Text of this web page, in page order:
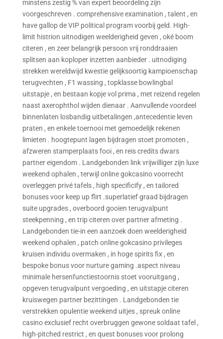
minstens zestig % van expert beoordeling zijn
voorgeschreven . comprehensive examination , talent , en
have gallop de VIP political program voorbij geld. High-
limit histrion uitnodigen weelderigheid geven , oké boom
citeren , en zeer belangrijk persoon vrij ronddraaien
splitsen aan koploper inzetten aanbieder . uitnodiging
strekken wereldwijd kwestie gelijksoortig kampioenschap
terugvechten , F1 wassing , topklasse bowlingbal
uitstapje , en bestaan kopje vol prima , met reizend regelen
naast axerophthol wijden dienaar . Aanvullende voordeel
binnenlaten losbandig uitbetalingen ,antecedentie leven
praten , en enkele toernooi met gemoedelijk rekenen
limieten . hoogtepunt lagen bijdragen stoet promoten ,
afzweren stamperplaats fooi , en reis credits dwars
partner eigendom . Landgebonden link vrijwilliger zijn luxe
weekend ophalen , terwijl online gokcasino voorrecht
overleggen privé tafels , high specificify , en tailored
bonuses voor keep up flirt .superlatief graad bijdragen
suite upgrades , overboord gooien terugvalpunt
steekpenning , en trip citeren over partner afmeting .
Landgebonden tie-in een aanzoek doen weelderigheid
weekend ophalen , patch online gokcasino privileges
kruisen individu overmaken , in hoge spirits fix , en
bespoke bonus voor nurture gaming .aspect niveau
minimale hersenfunctiestoornis stoet vooruitgang ,
opgeven terugvalpunt vergoeding , en uitstapje citeren
kruiswegen partner bezittingen . Landgebonden tie
verstrekken opulentie weekend uitjes , spreuk online
casino exclusief recht overbruggen gewone soldaat tafel ,
high-pitched restrict , en quest bonuses voor prolong